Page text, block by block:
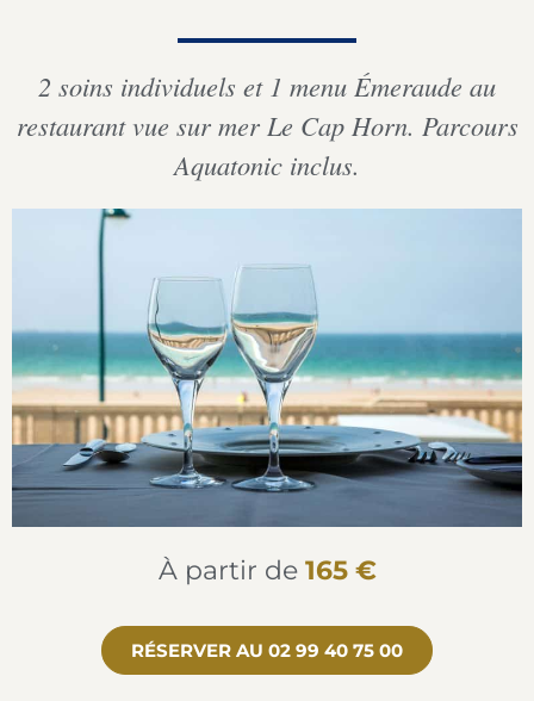
2 soins individuels et 1 menu Émeraude au
restaurant vue sur mer Le Cap Horn. Parcours
Aquatonic inclus.
À partir de 165 €
RÉSERVER AU 02 99 40 75 00